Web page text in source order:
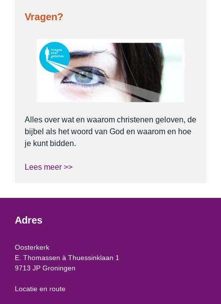
Vragen?
Alles over wat en waarom christenen geloven, de
bijbel als het woord van God en waarom en hoe
je kunt bidden.
Lees meer >>
Adres
Oosterkerk
E. Thomassen à Thuessinklaan 1
9713 JP Groningen
Locatie en route